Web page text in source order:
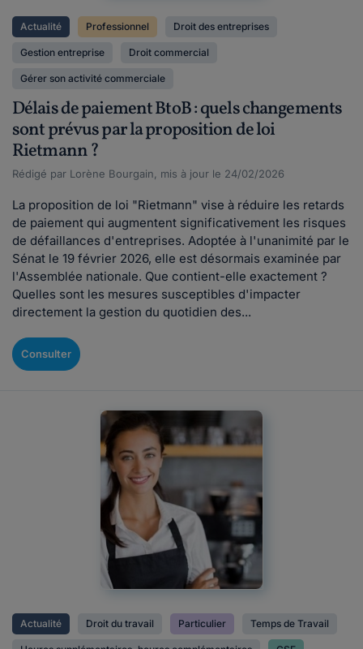
Actualité Professionnel Droit des entreprises
Gestion entreprise Droit commercial
Gérer son activité commerciale
Délais de paiement BtoB : quels changements
sont prévus par la proposition de loi
Rietmann ?
Rédigé par Lorène Bourgain, mis à jour le 24/02/2026
La proposition de loi "Rietmann" vise à réduire les retards
de paiement qui augmentent significativement les risques
de défaillances d'entreprises. Adoptée à l'unanimité par le
Sénat le 19 février 2026, elle est désormais examinée par
l'Assemblée nationale. Que contient-elle exactement ?
Quelles sont les mesures susceptibles d'impacter
directement la gestion du quotidien des...
Consulter
Actualité Droit du travail Particulier Temps de Travail